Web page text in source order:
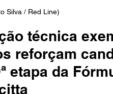
Silva / Red Line)
técnica
reforçam
etapa da